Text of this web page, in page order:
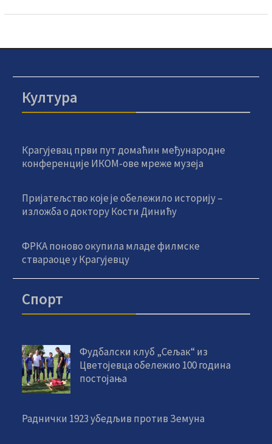
Култура
Крагујевац први пут домаћин међународне
конференције ИКОМ-ове мреже музеја
Пријатељство које је обележило историју –
изложба о доктору Кости Динићу
ФРКА поново окупила младе филмске
ствараоце у Крагујевцу
Спорт
Фудбалски клуб „Сељак“ из
Цветојевца обележио 100 година
постојања
Раднички 1923 убедљив против Земуна